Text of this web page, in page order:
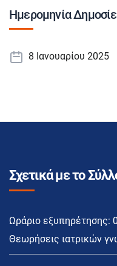
Ημερομηνία
8 Ιανουαρίου 2025
Σχετικά με το
Ωράριο εξυπηρέτησης:
Θεωρήσεις ιατρικών